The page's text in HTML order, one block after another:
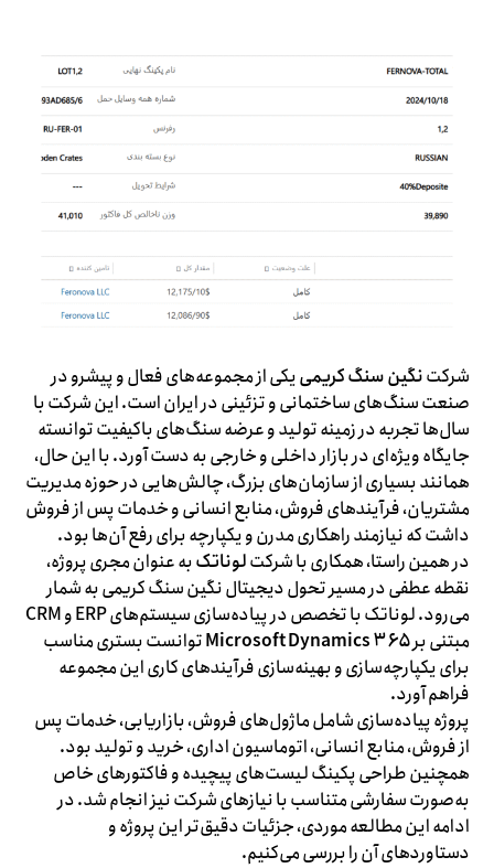
شرکتنگین سنگ کریمییکی از مجموعه‌های فعال و پیشرو در
صنعت سنگ‌های ساختمانی و تزئینی در ایران است. این شرکت با
سال‌ها تجربه در زمینه تولید و عرضه سنگ‌های باکیفیت توانسته
جایگاه ویژه‌ای در بازار داخلی و خارجی به دست آورد. با این حال،
همانند بسیاری از سازمان‌های بزرگ، چالش‌هایی در حوزه مدیریت
مشتریان، فرآیندهای فروش، منابع انسانی و خدمات پس از فروش
داشت که نیازمند راهکاری مدرن و یکپارچه برای رفع آن‌ها بود.
در همین راستا، همکاری با شرکتلوناتکبه عنوان مجری پروژه،
نقطه عطفی در مسیر تحول دیجیتال نگین سنگ کریمی به شمار
می‌رود. لوناتک با تخصص در پیاده‌سازی سیستم‌های ERP و CRM
مبتنی برMicrosoft Dynamics ۳۶۵توانست بستری مناسب
برای یکپارچه‌سازی و بهینه‌سازی فرآیندهای کاری این مجموعه
فراهم آورد.
پروژه پیاده‌سازی شامل ماژول‌های فروش، بازاریابی، خدمات پس
از فروش، منابع انسانی، اتوماسیون اداری، خرید و تولید بود.
همچنین طراحی پکینگ لیست‌های پیچیده و فاکتورهای خاص
به‌صورت سفارشی متناسب با نیازهای شرکت نیز انجام شد. در
ادامه این مطالعه موردی، جزئیات دقیق‌تر این پروژه و
دستاوردهای آن را بررسی می‌کنیم.